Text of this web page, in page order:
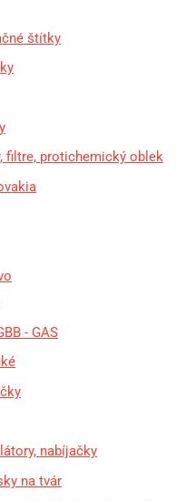
štítky
filtre, protichemický oblek
- GAS
nabíjačky
na tvár